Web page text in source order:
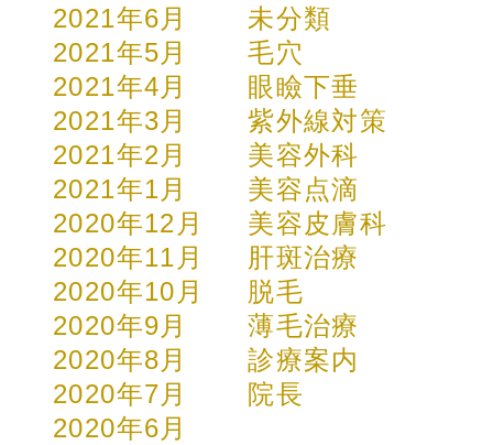
2021年6月
2021年5月
2021年4月
2021年3月
2021年2月
2021年1月
2020年12月
2020年11月
2020年10月
2020年9月
2020年8月
2020年7月
2020年6月
未分類
毛穴
眼瞼下垂
紫外線対策
美容外科
美容点滴
美容皮膚科
肝斑治療
脱毛
薄毛治療
診療案内
院長